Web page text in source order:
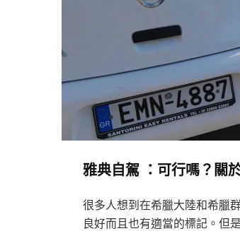
交
通
方
雅典自駕 ：可行嗎？關
很多人想到在希臘大陸和希臘
良好而且也有適當的標記。但